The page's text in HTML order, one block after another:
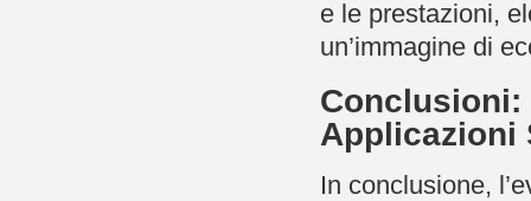
e le prestazioni,
un’immagine di
Conclusioni:
Applicazioni
In conclusione,